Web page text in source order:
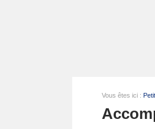
Vous êtes ici :